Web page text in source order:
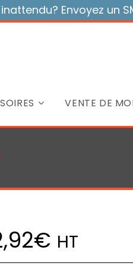
Envoyez un
VENTE DE
€ HT